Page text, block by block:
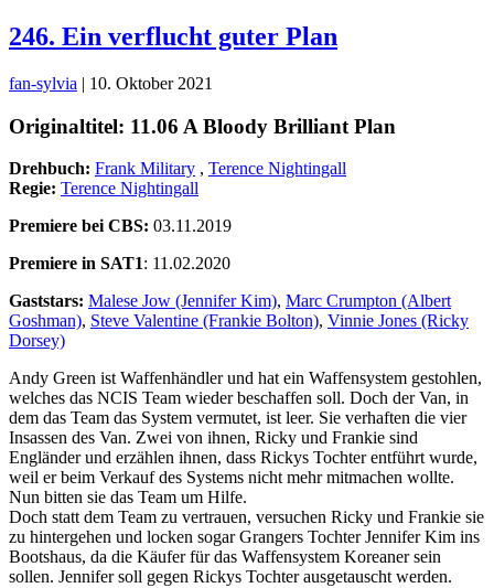
246. Ein verflucht guter Plan
fan-sylvia | 10. Oktober 2021
Originaltitel: 11.06 A Bloody Brilliant Plan
Drehbuch: Frank Military , Terence Nightingall
Regie: Terence Nightingall
Premiere bei CBS: 03.11.2019
Premiere in SAT1: 11.02.2020
Gaststars: Malese Jow (Jennifer Kim), Marc Crumpton (Albert
Goshman), Steve Valentine (Frankie Bolton), Vinnie Jones (Ricky
Dorsey)
Andy Green ist Waffenhändler und hat ein Waffensystem gestohlen,
welches das NCIS Team wieder beschaffen soll. Doch der Van, in
dem das Team das System vermutet, ist leer. Sie verhaften die vier
Insassen des Van. Zwei von ihnen, Ricky und Frankie sind
Engländer und erzählen ihnen, dass Rickys Tochter entführt wurde,
weil er beim Verkauf des Systems nicht mehr mitmachen wollte.
Nun bitten sie das Team um Hilfe.
Doch statt dem Team zu vertrauen, versuchen Ricky und Frankie sie
zu hintergehen und locken sogar Grangers Tochter Jennifer Kim ins
Bootshaus, da die Käufer für das Waffensystem Koreaner sein
sollen. Jennifer soll gegen Rickys Tochter ausgetauscht werden.